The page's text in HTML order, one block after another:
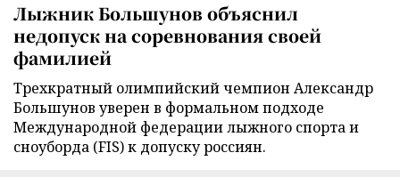
Лыжник Большунов объяснил
недопуск на соревнования своей
фамилией
Трехкратный олимпийский чемпион Александр
Большунов уверен в формальном подходе
Международной федерации лыжного спорта и
сноуборда (FIS) к допуску россиян.